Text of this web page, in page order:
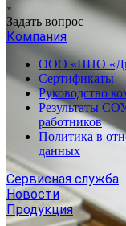
Задать вопрос
Компания
ООО «НПО
Сертификаты
Руководство
Результаты
работников
Политика в
данных
Сервисная служба
Новости
Продукция